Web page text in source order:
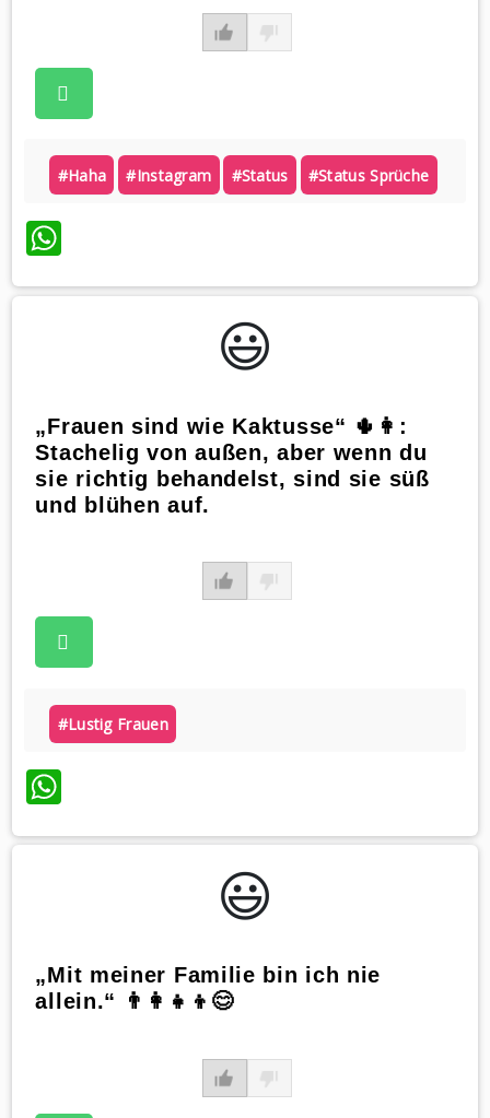
#haha #instagram #status #status Sprüche
WhatsApp
😃️
„Frauen sind wie Kaktusse“ 🌵👩:
Stachelig von außen, aber wenn du
sie richtig behandelst, sind sie süß
und blühen auf.
#lustig Frauen
WhatsApp
😃️
„Mit meiner Familie bin ich nie
allein.“ 👨‍👩‍👧‍👦😊